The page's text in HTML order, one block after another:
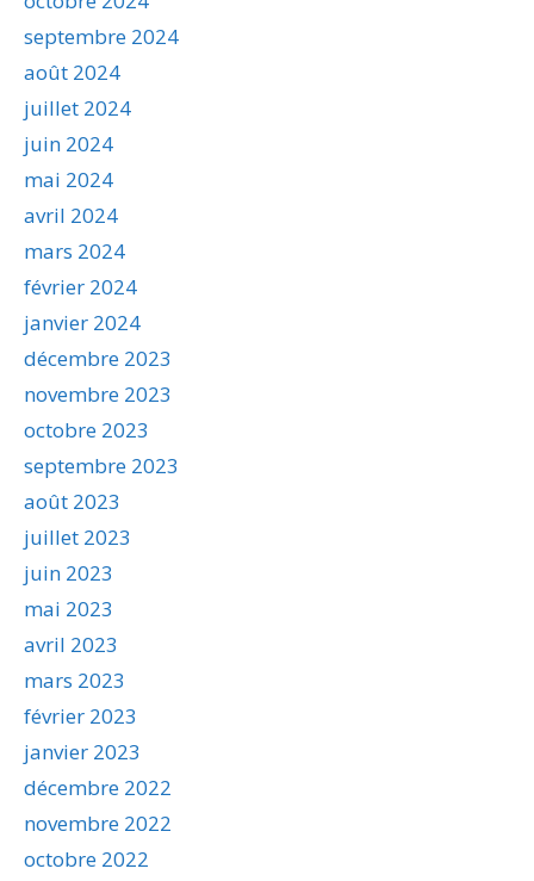
septembre 2024
août 2024
juillet 2024
juin 2024
mai 2024
avril 2024
mars 2024
février 2024
janvier 2024
décembre 2023
novembre 2023
octobre 2023
septembre 2023
août 2023
juillet 2023
juin 2023
mai 2023
avril 2023
mars 2023
février 2023
janvier 2023
décembre 2022
novembre 2022
octobre 2022